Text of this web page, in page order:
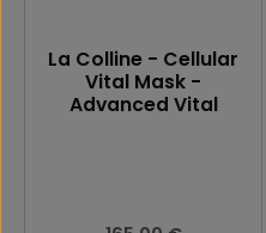
La Colline - Cellular
Vital Mask -
Advanced Vital